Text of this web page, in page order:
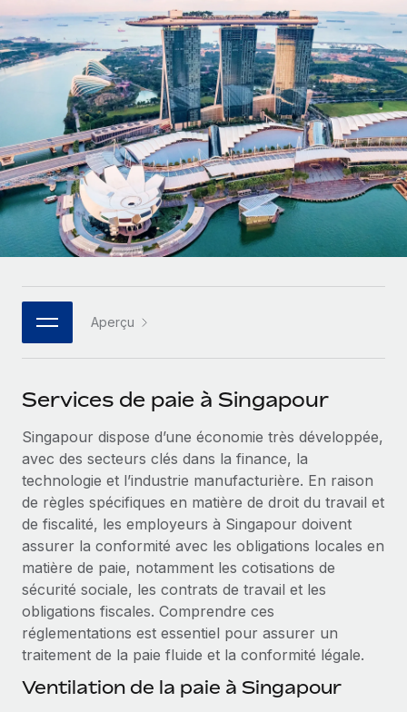
Gestion des freelances
Intégrez et gérez vos freelances partout dans le monde
PEO
Sous-traitez les opérations complexes liées à l’emploi
INFRASTRUCTURE
Intégration Remote
Intégrez vos RH aux flux de travail en toute simplicité
Plateforme
Connecter
Nouveau
Connectez n'importe quel outil d’IA à Remote grâce à
notre MCP
Intégrations
SERVICES
Demandez aux experts
Recevez des conseils d’experts sur les RH à
l’international et la conformité
Contrôles d’antécédents
Simplifiez vos processus de présélection des
candidats
Remote Watchtower
Gardez un temps d’avance sur les risques en
Comparer Remote
Examinez notre service par rapport aux autres
CROISSANCE
Start-ups
Des solutions agiles et internationales pour les RH et la
paie des entreprises en pleine croissance
Entreprises intermédiaires
Développez vos équipes avec des solutions RH sur
mesure
Entreprise
Les RH à l’international pour les grandes entreprises
Partenaires stratégiques de la tech
Devenir partenaire
Explorez avec nous vos opportunités de partenariat
Remote Build
Conseil en intégrations et automatisations assistées par
ÉTUDES DE CAS
pays
Calculateur de paiement des freelances
Découvrez les devises disponibles et les vitesses de
paiement pour vos freelances internationaux
APPRENDRE AVEC REMOTE
Recherche et guides
Études de cas
Checklists et modèles
Descriptions de postes
Salle de presse
Données sur les salaires et les talents
Centre de ressources
Obtenir de l’aide
Voir toutes les ressources
BLOG
Paie multipays
Nederlands
Français
Deutsch
Español
Italiano
Português (Portugal)
日本語
한국어
Connexion
Aperçu
Services de paie à Singapour
Singapour dispose d’une économie très développée,
avec des secteurs clés dans la finance, la
technologie et l’industrie manufacturière. En raison
de règles spécifiques en matière de droit du travail et
de fiscalité, les employeurs à Singapour doivent
assurer la conformité avec les obligations locales en
matière de paie, notamment les cotisations de
sécurité sociale, les contrats de travail et les
obligations fiscales. Comprendre ces
réglementations est essentiel pour assurer un
traitement de la paie fluide et la conformité légale.
Ventilation de la paie à Singapour